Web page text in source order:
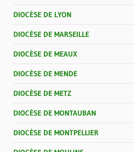
DIOCÈSE DE LYON
DIOCÈSE DE MARSEILLE
DIOCÈSE DE MEAUX
DIOCÈSE DE MENDE
DIOCÈSE DE METZ
DIOCÈSE DE MONTAUBAN
DIOCÈSE DE MONTPELLIER